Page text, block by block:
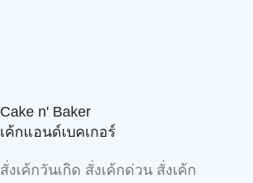
Cake n' Baker
เค้กแอนด์เบคเกอร์
สั่งเค้กวันเกิด สั่งเค้กด่วน สั่งเค้ก